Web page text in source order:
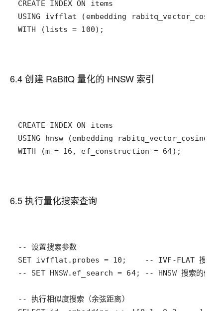
WITH (lists = 100);
6.4 创建 RaBitQ 量化的 HNSW 索引
WITH (m = 16, ef_construction = 64);
6.5 执行量化搜索查询
-- 设置搜索参数